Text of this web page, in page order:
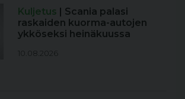
Kuljetus | Scania palasi
raskaiden kuorma-autojen
ykköseksi heinäkuussa
10.08.2026